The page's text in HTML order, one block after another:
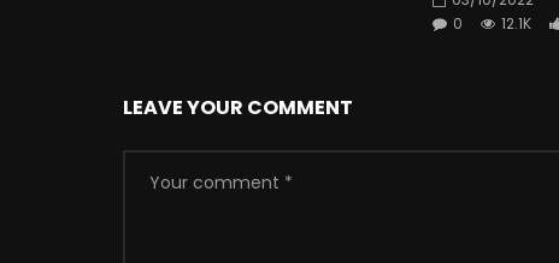
0
12.1K
LEAVE YOUR COMMENT